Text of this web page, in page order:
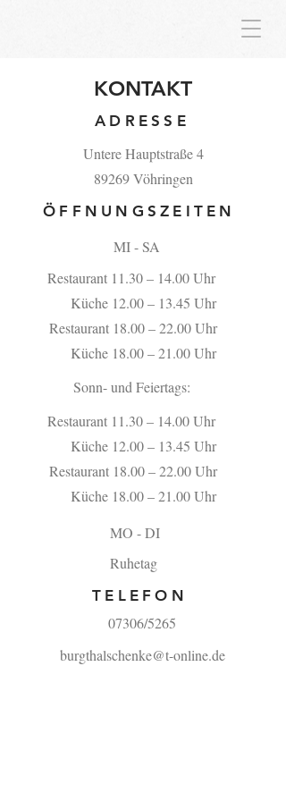
KONTAKT
ADRESSE
Untere Hauptstraße 4
89269 Vöhringen
ÖFFNUNGSZEITEN
MI - SA
Restaurant 11.30 – 14.00 Uhr
Küche 12.00 – 13.45 Uhr
Restaurant 18.00 – 22.00 Uhr
Küche 18.00 – 21.00 Uhr
Sonn- und Feiertags:
Restaurant 11.30 – 14.00 Uhr
Küche 12.00 – 13.45 Uhr
Restaurant 18.00 – 22.00 Uhr
Küche 18.00 – 21.00 Uhr
MO - DI
Ruhetag
TELEFON
07306/5265
burgthalschenke@t-online.de